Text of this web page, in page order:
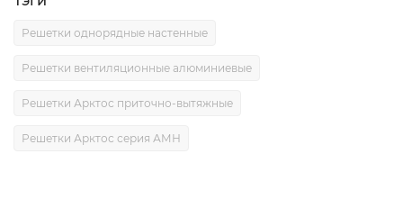
Решетки однорядные настенные
Решетки вентиляционные алюминиевые
Решетки Арктос приточно-вытяжные
Решетки Арктос серия АМН